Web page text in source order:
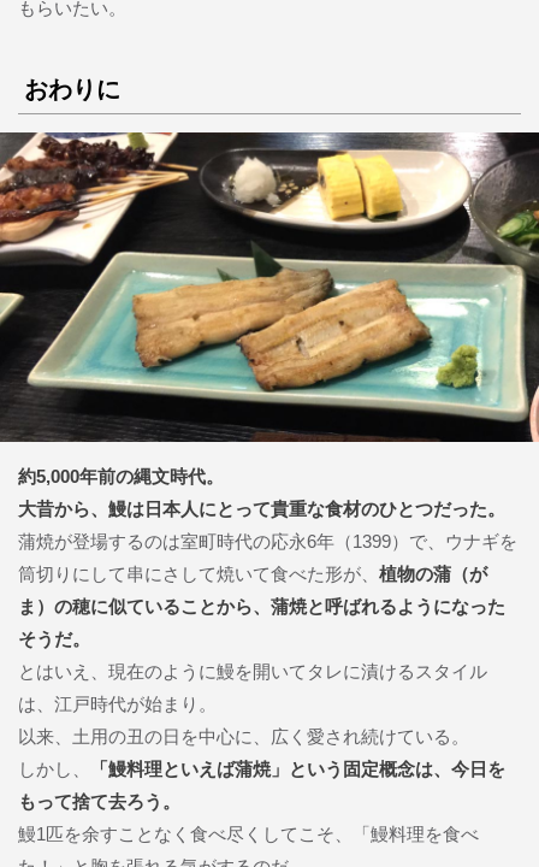
もらいたい。
おわりに
約5,000年前の縄文時代。
大昔から、鰻は日本人にとって貴重な食材のひとつだった。
蒲焼が登場するのは室町時代の応永6年（1399）で、ウナギを
筒切りにして串にさして焼いて食べた形が、 植物の蒲（が
ま）の穂に似ていることから、蒲焼と呼ばれるようになった
そうだ。
とはいえ、現在のように鰻を開いてタレに漬けるスタイル
は、江戸時代が始まり。
以来、土用の丑の日を中心に、広く愛され続けている。
しかし、
「鰻料理といえば蒲焼」という固定概念は、今日を
もって捨て去ろう。
鰻1匹を余すことなく食べ尽くしてこそ、「鰻料理を食べ